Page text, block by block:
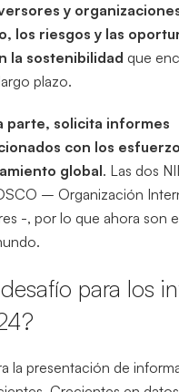
y
los riesgos y las
la sostenibilidad que
plazo.
parte, solicita informes
con los
global. Las dos
– Organización
-, por lo que ahora son
para los
la presentación de